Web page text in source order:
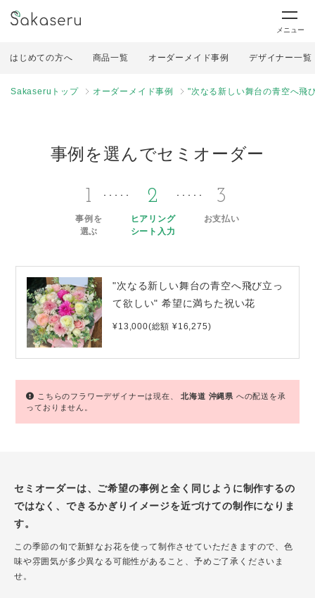
メニュー
はじめての方へ 商品一覧 オーダーメイド事例 デザイナー一覧
Sakaseruトップ オーダーメイド事例 "次なる新しい舞台の青空へ飛
事例を選んでセミオーダー
1
事例を
選ぶ
2
ヒアリング
シート入力
3
お支払い
"次なる新しい舞台の青空へ飛び立っ
て欲しい" 希望に満ちた祝い花
¥13,000(総額 ¥16,275)
こちらのフラワーデザイナーは現在、北海道 沖縄県 への配送を承
っておりません。
セミオーダーは、ご希望の事例と全く同じように制作するの
ではなく、できるかぎりイメージを近づけての制作になりま
す。
この季節の旬で新鮮なお花を使って制作させていただきますので、色
味や雰囲気が多少異なる可能性があること、予めご了承くださいま
せ。